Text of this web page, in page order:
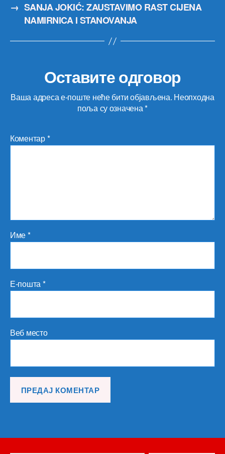
→ SANJA JOKIĆ: ZAUSTAVIMO RAST CIJENA
NAMIRNICA I STANOVANJA
Оставите одговор
Ваша адреса е-поште неће бити објављена. Неопходна
поља су означена*
Коментар*
Име*
Е-пошта*
Веб место